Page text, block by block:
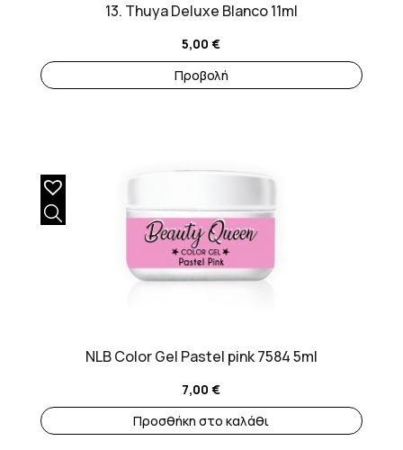
13. Thuya Deluxe Blanco 11ml
5,00€
Προβολή
NLB Color Gel Pastel pink 7584 5ml
7,00€
Προσθήκη στο καλάθι